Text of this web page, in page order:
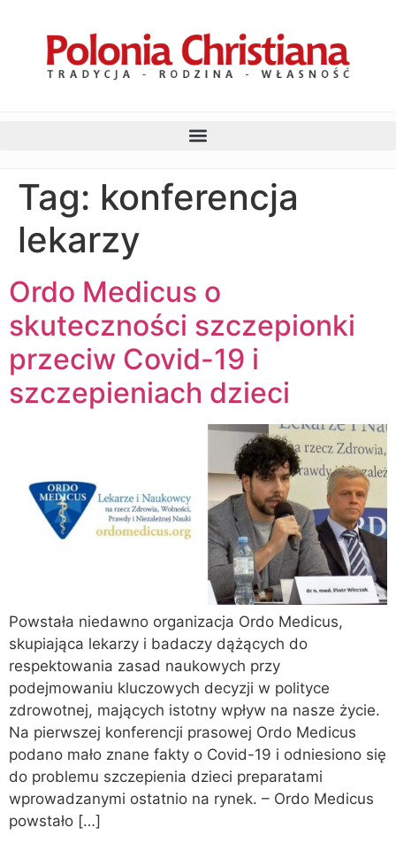
Tag: konferencja
lekarzy
Ordo Medicus o
skuteczności szczepionki
przeciw Covid-19 i
szczepieniach dzieci
Powstała niedawno organizacja Ordo Medicus,
skupiająca lekarzy i badaczy dążących do
respektowania zasad naukowych przy
podejmowaniu kluczowych decyzji w polityce
zdrowotnej, mających istotny wpływ na nasze życie.
Na pierwszej konferencji prasowej Ordo Medicus
podano mało znane fakty o Covid-19 i odniesiono się
do problemu szczepienia dzieci preparatami
wprowadzanymi ostatnio na rynek. – Ordo Medicus
powstało […]